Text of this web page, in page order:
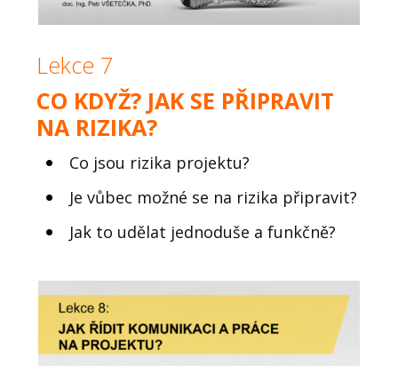
Lekce 7
CO KDYŽ? JAK SE PŘIPRAVIT
NA RIZIKA?
Co jsou rizika projektu?
Je vůbec možné se na rizika připravit?
Jak to udělat jednoduše a funkčně?